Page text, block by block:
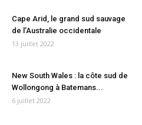
Cape Arid, le grand sud sauvage
de l’Australie occidentale
13 juillet 2022
New South Wales : la côte sud de
Wollongong à Batemans...
6 juillet 2022